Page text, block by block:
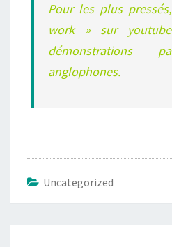
Pour les plus
work » sur
anglophones.
Uncategorized